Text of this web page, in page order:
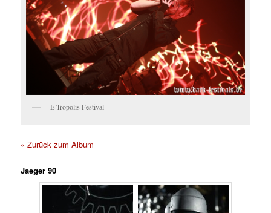
E-Tropolis Festival
« Zurück zum Album
Jaeger 90